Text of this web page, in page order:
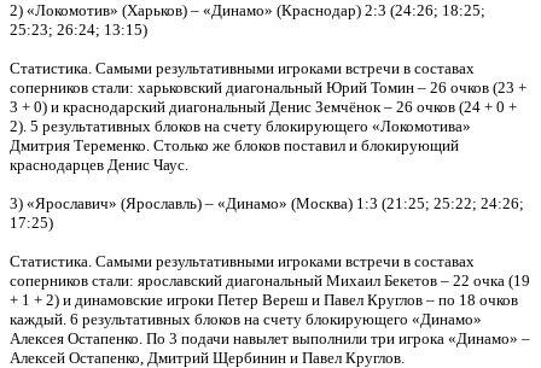
2) «Локомотив» (Харьков) – «Динамо» (Краснодар) 2:3 (24:26; 18:25;
25:23; 26:24; 13:15)
Статистика. Самыми результативными игроками встречи в составах
соперников стали: харьковский диагональный Юрий Томин – 26 очков (23 +
3 + 0) и краснодарский диагональный Денис Земчёнок – 26 очков (24 + 0 +
2). 5 результативных блоков на счету блокирующего «Локомотива»
Дмитрия Теременко. Столько же блоков поставил и блокирующий
краснодарцев Денис Чаус.
3) «Ярославич» (Ярославль) – «Динамо» (Москва) 1:3 (21:25; 25:22; 24:26;
17:25)
Статистика. Самыми результативными игроками встречи в составах
соперников стали: ярославский диагональный Михаил Бекетов – 22 очка (19
+ 1 + 2) и динамовские игроки Петер Вереш и Павел Круглов – по 18 очков
каждый. 6 результативных блоков на счету блокирующего «Динамо»
Алексея Остапенко. По 3 подачи навылет выполнили три игрока «Динамо» –
Алексей Остапенко, Дмитрий Щербинин и Павел Круглов.